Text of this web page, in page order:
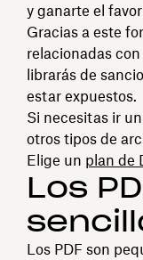
y ganarte el
Gracias a este
relacionadas
librarás de
estar expuestos.
Si necesitas ir
otros tipos de
Elige un plan de
Los
Los PDF son